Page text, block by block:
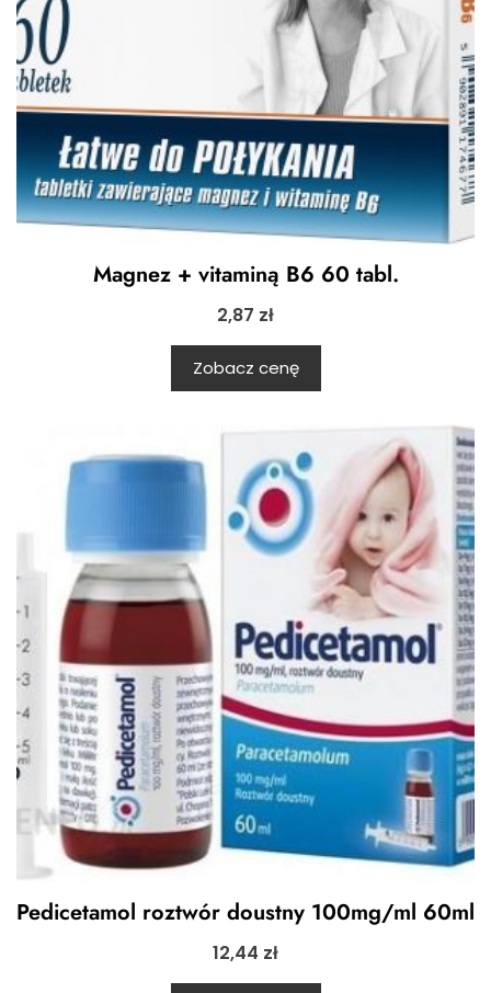
Magnez + vitaminą B6 60 tabl.
2,87 zł
Zobacz cenę
Pedicetamol roztwór doustny 100mg/ml 60ml
12,44 zł